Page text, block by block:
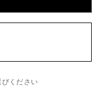
ください